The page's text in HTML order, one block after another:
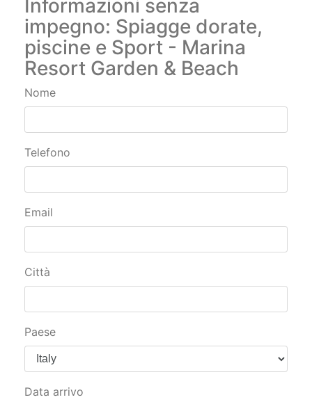
Modulo per Preventivi e
Informazioni senza
impegno: Spiagge dorate,
piscine e Sport - Marina
Resort Garden & Beach
Paese